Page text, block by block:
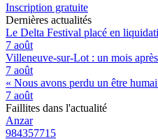
Inscription gratuite
Dernières actualités
Le Delta Festival placé en
7 août
Villeneuve-sur-Lot : un mois
7 août
« Nous avons perdu un être
7 août
Faillites dans l'actualité
Anzar
984357715